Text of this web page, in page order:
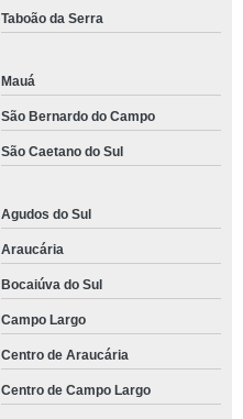
Taboão da Serra
Mauá
São Bernardo do Campo
São Caetano do Sul
Agudos do Sul
Araucária
Bocaiúva do Sul
Campo Largo
Centro de Araucária
Centro de Campo Largo